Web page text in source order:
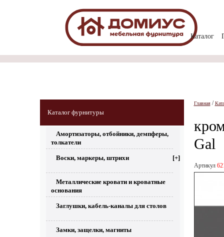
Каталог
Каталог фурнитуры
Амортизаторы, отбойники, демпферы,
толкатели
Воски, маркеры, штрихи [+]
Металлические кровати и кроватные
основания
Заглушки, кабель-каналы для столов
Замки, защелки, магниты
Главная/
Gal
Артикул